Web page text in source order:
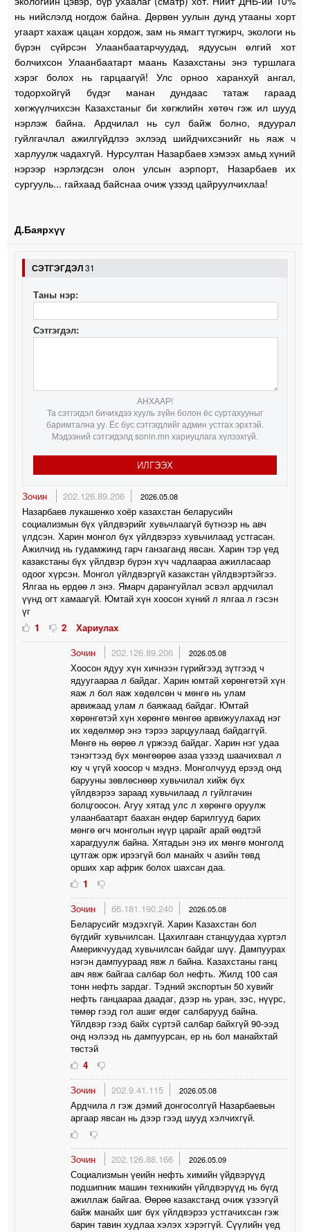
нь нийслэлд ногдож байна. Дөрвөн уулын дунд утааны хорт
угаарт хахаж цацан хордож, зам нь ямагт түгжирч, экологи нь
бүрэн сүйрсэн Улаанбаатарчуудад, ядуусын өлгий хот
болчихсон Улаанбаатарт маань Казахстаны энэ туршлага
хэрэг болох нь гарцаагүй! Улс орноо харанхуй ангал,
тодорхойгүй бүдэг манан дундаас татаж гараад
хөгжүүлчихсэн Казахстаныг би хөгжлийн хөтөч гэж ил шууд
нэрлэж байна. Ардчилал нь сул байж болно, ядуурал
гуйлгачлал ажилгүйдлээ эхлээд шийдчихсэнийг нь яаж ч
харлуулж чадахгүй. Нурсултан Назарбаев хэмээх амьд хүний
нэрээр нэрлэгдсэн олон улсын аэрпорт, Назарбаев их
сургууль... гайхаад байснаа очиж үзээд цайруулчихлаа!
Д.Баярхүү
СЭТГЭГДЭЛ31
Таны нэр:
Сэтгэгдэл:
АНХААР!
Та сэтгэгдэл бичихдээ хууль зүйн болон ёс суртахууныг
баримтална уу. Ёс бус сэтгэгдлийг админ устгах эрхтэй.
Мэдээний сэтгэгдэлд sonin.mn хариуцлага хүлээхгүй.
ИЛГЭЭХ
Зочин 202.126.89.206 2026.05.08
Назарбаев лукашенко хоёр казахстан беларусийн
социализмын бүх үйлдвэрийг хувьчлаагүй бүтнээр нь авч
үлдсэн. Харин монгол бүх үйлдвэрээ хувьчилаад устгасан.
Ажилчид нь гудамжинд гарч ганзаганд явсан. Харин тэр үед
казакстаны бүх үйлдвэр бүрэн хүч чадлаараа ажилласаар
одоог хүрсэн. Монгол үйлдвэргүй казакстан үйлдвэртэйгээ.
Ялгаа нь ердөө л энэ. Ямарч дарангуйлал эсвэл ардчилал
үүнд огт хамаагүй. Юмтай хүн хоосон хүний л ялгаа л гэсэн
үг
1
2
Хариулах
Зочин
202.126.89.206 2026.05.08
Хоосон ядуу хүн хичнээн гүрийгээд зүтгээд ч
ядуугаараа л байдаг. Харин юмтай хөрөнгөтэй хүн
яаж л бол яаж хөдөлсөн ч мөнгө нь улам
арвижаад улам л баяжаад байдаг. Юмтай
хөрөнгөтэй хүн хөрөнгө мөнгөө арвижуулахад нэг
их хөдөлмөр энэ тэрээ зарцуулаад байдаггүй.
Мөнгө нь өөрөө л үржээд байдаг. Харин нэг удаа
тэнэгтээд бүх мөнгөөрөө азаа үзээд шаачихвал л
юу ч үгүй хоосор ч мэднэ. Монголчууд ерээд онд
барууны зөвлөснөөр хувьчилал хийж бүх
үйлдвэрээ зараад хувьчилаад л гуйлгачин
болцгоосон. Агуу хятад улс л хөрөнгө оруулж
улаанбаатарт баахан өндөр барилгууд барих
мөнгө өгч монголын нүүр царайг арай өөдтэй
харагдуулж байна. Хятадын энэ их мөнгө монголд
цутгаж орж ирээгүй бол манайх ч азийн төвд
орших хар африк болох шахсан даа.
1
Зочин
66.181.190.240 2026.05.08
Беларусийг мэдэхгүй. Харин Казахстан бол
бүгдийг хувьчилсан. Цахилгаан станцуудаа хүртэл
Америкчуудад хувьчилсан байдаг шүү. Дампуурах
нэгэн дампуураад явж л байна. Казахстаны ганц
авч явж байгаа салбар бол нефть. Жилд 100 сая
тонн нефть зардаг. Тэдний экспортын 50 хувийг
нефть ганцаараа даадаг, дээр нь уран, зэс, нүүрс,
төмөр гээд гол ашиг өгдөг салбарууд байна.
Үйлдвэр гээд байх сүртэй салбар байхгүй 90-ээд
онд нэлээд нь дампуурсан, ер нь бол манайхтай
төстэй
4
Зочин
202.9.41.115 2026.05.08
Ардчила л гэж дэмий донгосолгүй Назарбаевын
аргаар явсан нь дээр гээд шууд хэлчихгүй.
Зочин 202.126.88.166 2026.05.09
Социализмын үеийн нефть химийн үйдвэрүүд
подшипник машин техникийн үйлдвэрүүд нь бүгд
ажиллаж байгаа. Өөрөө казакстанд очиж үзээгүй
байж манайх шиг бүх үйлдвэрээ устгачихсан гэж
барин тавин худлаа хэлэх хэрэггүй. Сүүлийн үед